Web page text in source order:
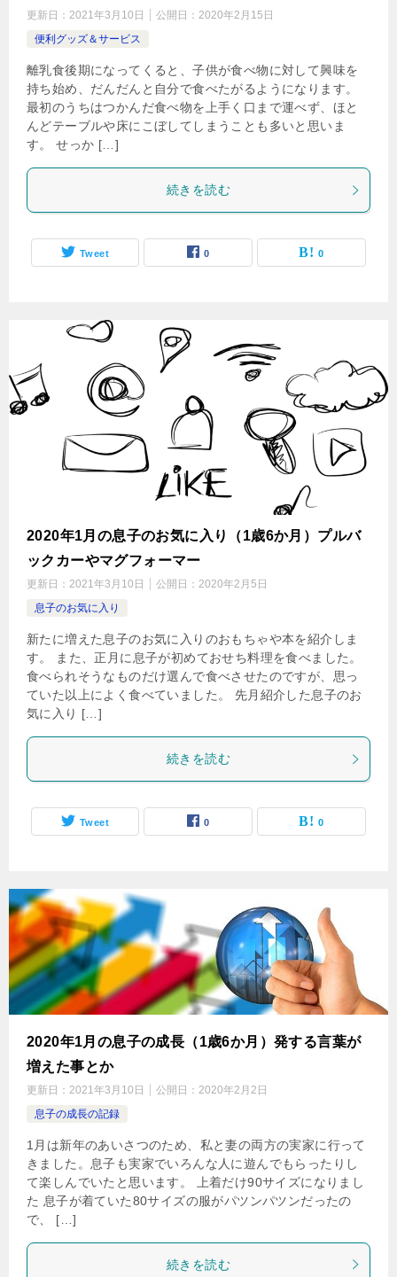
更新日： 2021年3月10日 公開日： 2020年2月15日
便利グッズ＆サービス
離乳食後期になってくると、子供が食べ物に対して興味を
持ち始め、だんだんと自分で食べたがるようになります。
最初のうちはつかんだ食べ物を上手く口まで運べず、ほと
んどテーブルや床にこぼしてしまうことも多いと思いま
す。 せっか […]
続きを読む
Tweet 0 0
2020年1月の息子のお気に入り（1歳6か月）プルバ
ックカーやマグフォーマー
更新日： 2021年3月10日 公開日： 2020年2月5日
息子のお気に入り
新たに増えた息子のお気に入りのおもちゃや本を紹介しま
す。 また、正月に息子が初めておせち料理を食べました。
食べられそうなものだけ選んで食べさせたのですが、思っ
ていた以上によく食べていました。 先月紹介した息子のお
気に入り […]
続きを読む
Tweet 0 0
2020年1月の息子の成長（1歳6か月）発する言葉が
増えた事とか
更新日： 2021年3月10日 公開日： 2020年2月2日
息子の成長の記録
1月は新年のあいさつのため、私と妻の両方の実家に行って
きました。息子も実家でいろんな人に遊んでもらったりし
て楽しんでいたと思います。 上着だけ90サイズになりまし
た 息子が着ていた80サイズの服がパツンパツンだったの
で、 […]
続きを読む